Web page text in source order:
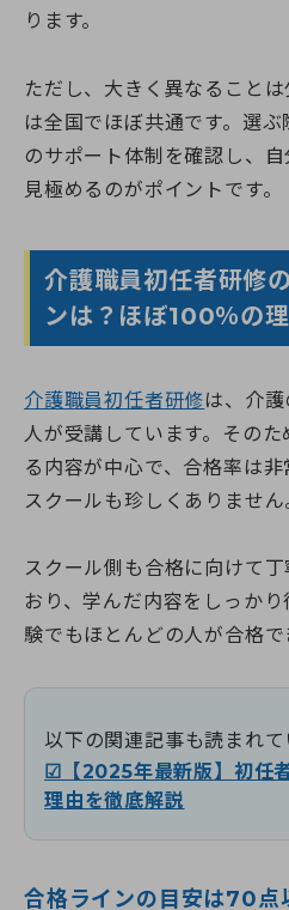
ります。
ただし、大きく異なること
は全国でほぼ共通です。選
のサポート体制を確認し、
見極めるのがポイントです。
介護職員初任者研修
ンは？ほぼ100％の
介護職員初任者研修は、介
人が受講しています。その
る内容が中心で、合格率は
スクールも珍しくありません
スクール側も合格に向けて
おり、学んだ内容をしっか
験でもほとんどの人が合格で
以下の関連記事も読まれて
☑【2025年最新版】初任
理由を徹底解説
合格ラインの目安は70点